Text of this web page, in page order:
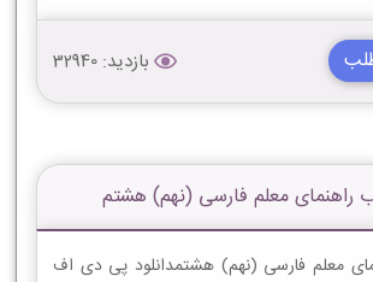
بازدید: 32940
راهنمای معلم فارسی (نهم) هشتم
معلم فارسی (نهم) هشتمدانلود پی دی اف